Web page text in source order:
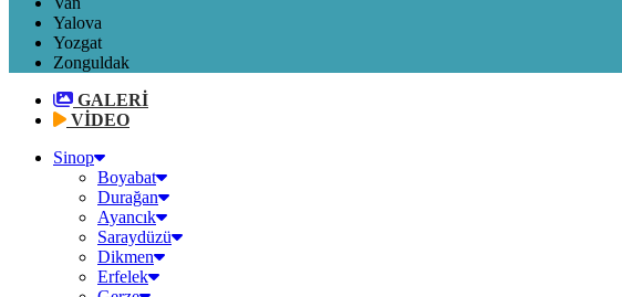
Yalova
Yozgat
Zonguldak
GALERİ
VİDEO
Sinop
Boyabat
Durağan
Ayancık
Saraydüzü
Dikmen
Erfelek